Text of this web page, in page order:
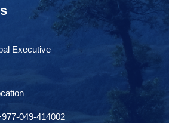
Executive
049-414002